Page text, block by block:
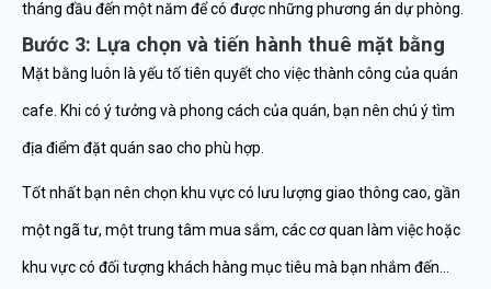
tháng đầu đến một năm để có được những phương án dự phòng.
Bước 3: Lựa chọn và tiến hành thuê mặt bằng
Mặt bằng luôn là yếu tố tiên quyết cho việc thành công của quán
cafe. Khi có ý tưởng và phong cách của quán, bạn nên chú ý tìm
địa điểm đặt quán sao cho phù hợp.
Tốt nhất bạn nên chọn khu vực có lưu lượng giao thông cao, gần
một ngã tư, một trung tâm mua sắm, các cơ quan làm việc hoặc
khu vực có đối tượng khách hàng mục tiêu mà bạn nhắm đến…